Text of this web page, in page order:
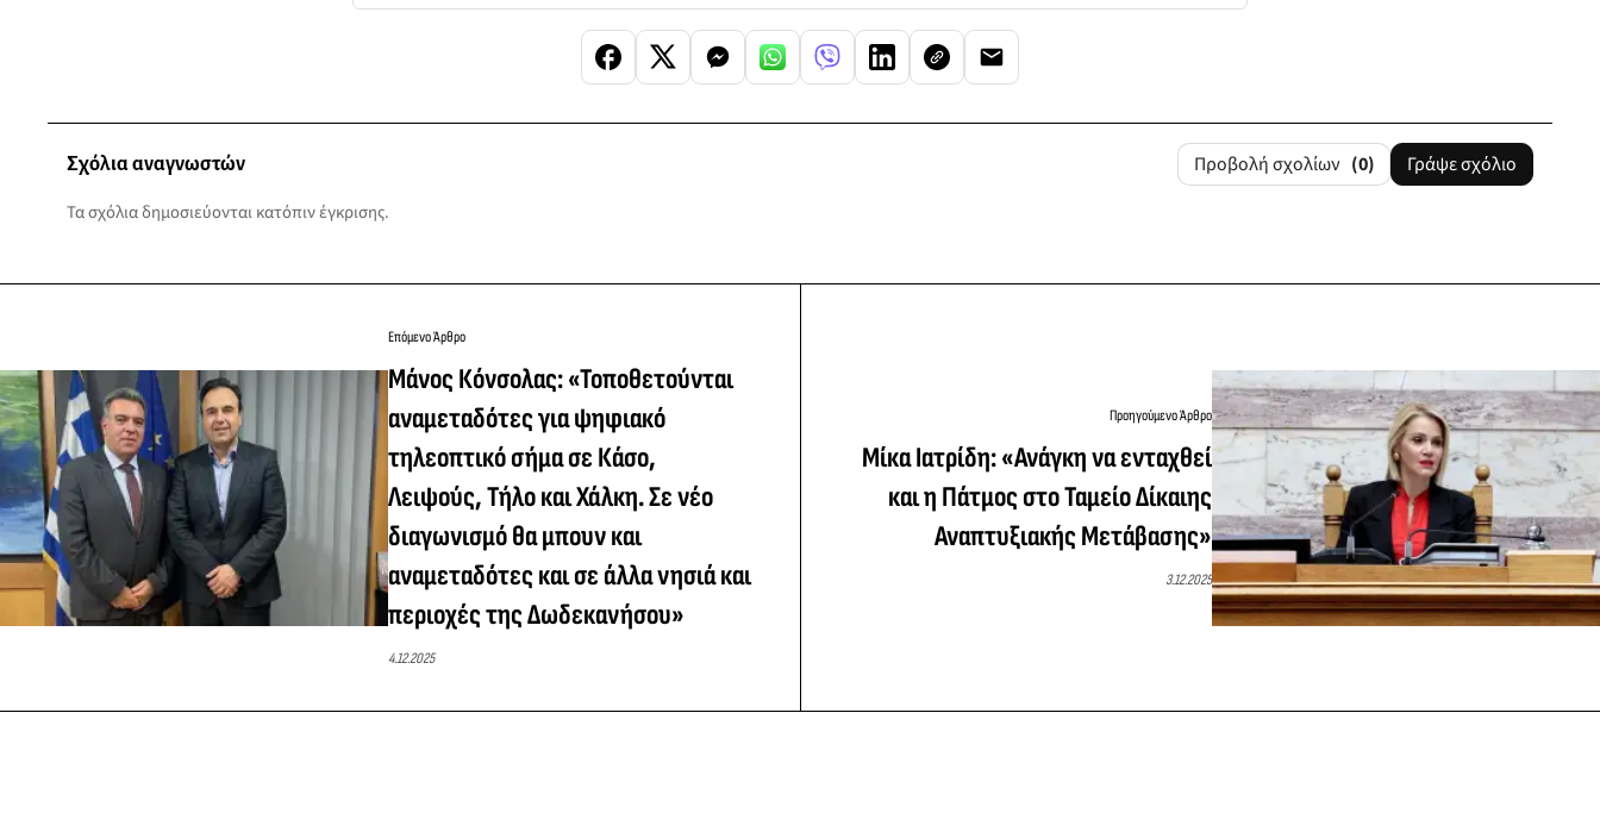
Σχόλια αναγνωστών Προβολή σχολίων (0) Γράψε σχόλιο
Τα σχόλια δημοσιεύονται κατόπιν έγκρισης.
Επόμενο Άρθρο
Μάνος Κόνσολας: «Τοποθετούνται
αναμεταδότες για ψηφιακό
τηλεοπτικό σήμα σε Κάσο,
Λειψούς, Τήλο και Χάλκη. Σε νέο
διαγωνισμό θα μπουν και
αναμεταδότες και σε άλλα νησιά και
περιοχές της Δωδεκανήσου»
4.12.2025
Προηγούμενο Άρθρο
Μίκα Ιατρίδη: «Ανάγκη να ενταχθεί
και η Πάτμος στο Ταμείο Δίκαιης
Αναπτυξιακής Μετάβασης»
3.12.2025